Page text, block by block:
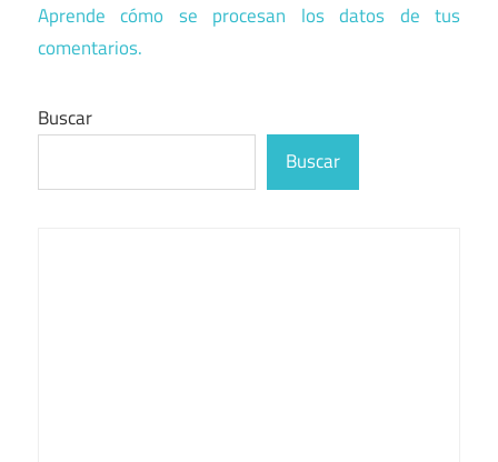
Aprende cómo se procesan los datos de tus
comentarios.
Buscar
Buscar